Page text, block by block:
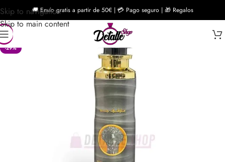
Skip to navigation
Skip to main content
🚚 Envío gratis a partir de 50€ | 💳 Pago seguro | 🎁 Regalos
-29%